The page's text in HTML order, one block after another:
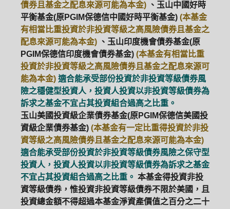
債券且基金之配息來源可能為本金) 、玉山中國好時
平衡基金(原PGIM保德信中國好時平衡基金) (本基金
有相當比重投資於非投資等級之高風險債券且基金之
配息來源可能為本金) 、玉山印度機會債券基金(原
PGIM保德信印度機會債券基金) (本基金有相當比重
投資於非投資等級之高風險債券且基金之配息來源可
能為本金) 適合能承受部份投資於非投資等級債券風
險之穩健型投資人，投資人投資以非投資等級債券為
訴求之基金不宜占其投資組合過高之比重。
玉山美國投資級企業債券基金(原PGIM保德信美國投
資級企業債券基金) (本基金有一定比重得投資於非投
資等級之高風險債券且基金之配息來源可能為本金)
適合能承受部份投資於非投資等級債券風險之保守型
投資人，投資人投資以非投資等級債券為訴求之基金
不宜占其投資組合過高之比重。 本基金得投資非投
資等級債券，惟投資非投資等級債券不限於美國，且
投資總金額不得超過本基金淨資產價值之百分之二十